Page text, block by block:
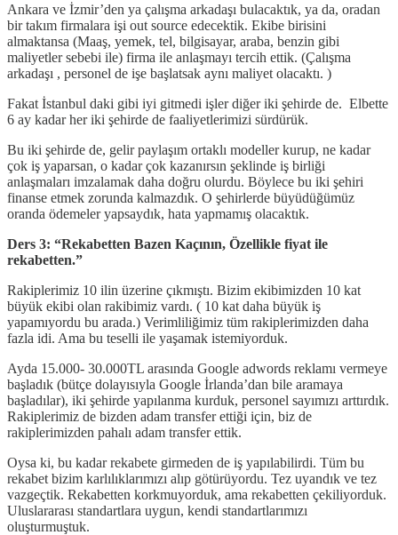
Ankara ve İzmir’den ya çalışma arkadaşı bulacaktık, ya da, oradan
bir takım firmalara işi out source edecektik. Ekibe birisini
almaktansa (Maaş, yemek, tel, bilgisayar, araba, benzin gibi
maliyetler sebebi ile) firma ile anlaşmayı tercih ettik. (Çalışma
arkadaşı , personel de işe başlatsak aynı maliyet olacaktı. )
Fakat İstanbul daki gibi iyi gitmedi işler diğer iki şehirde de. Elbette
6 ay kadar her iki şehirde de faaliyetlerimizi sürdürük.
Bu iki şehirde de, gelir paylaşım ortaklı modeller kurup, ne kadar
çok iş yaparsan, o kadar çok kazanırsın şeklinde iş birliği
anlaşmaları imzalamak daha doğru olurdu. Böylece bu iki şehiri
finanse etmek zorunda kalmazdık. O şehirlerde büyüdüğümüz
oranda ödemeler yapsaydık, hata yapmamış olacaktık.
Ders 3: “Rekabetten Bazen Kaçının, Özellikle fiyat ile
rekabetten.”
Rakiplerimiz 10 ilin üzerine çıkmıştı. Bizim ekibimizden 10 kat
büyük ekibi olan rakibimiz vardı. ( 10 kat daha büyük iş
yapamıyordu bu arada.) Verimliliğimiz tüm rakiplerimizden daha
fazla idi. Ama bu teselli ile yaşamak istemiyorduk.
Ayda 15.000- 30.000TL arasında Google adwords reklamı vermeye
başladık (bütçe dolayısıyla Google İrlanda’dan bile aramaya
başladılar), iki şehirde yapılanma kurduk, personel sayımızı arttırdık.
Rakiplerimiz de bizden adam transfer ettiği için, biz de
rakiplerimizden pahalı adam transfer ettik.
Oysa ki, bu kadar rekabete girmeden de iş yapılabilirdi. Tüm bu
rekabet bizim karlılıklarımızı alıp götürüyordu. Tez uyandık ve tez
vazgeçtik. Rekabetten korkmuyorduk, ama rekabetten çekiliyorduk.
Uluslararası standartlara uygun, kendi standartlarımızı
oluşturmuştuk.